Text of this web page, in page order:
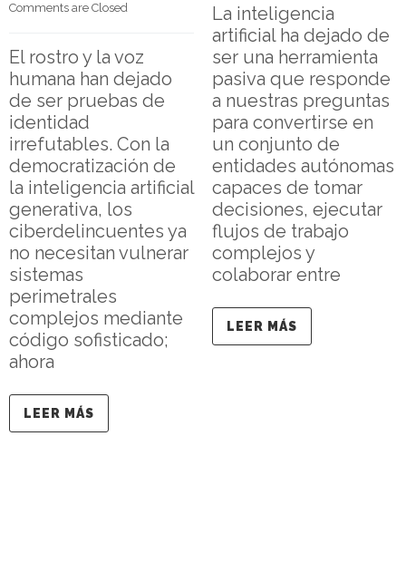
Comments are Closed
El rostro y la voz
humana han dejado
de ser pruebas de
identidad
irrefutables. Con la
democratización de
la inteligencia artificial
generativa, los
ciberdelincuentes ya
no necesitan vulnerar
sistemas
perimetrales
complejos mediante
código sofisticado;
ahora
LEER MÁS
La inteligencia
artificial ha dejado de
ser una herramienta
pasiva que responde
a nuestras preguntas
para convertirse en
un conjunto de
entidades autónomas
capaces de tomar
decisiones, ejecutar
flujos de trabajo
complejos y
colaborar entre
LEER MÁS